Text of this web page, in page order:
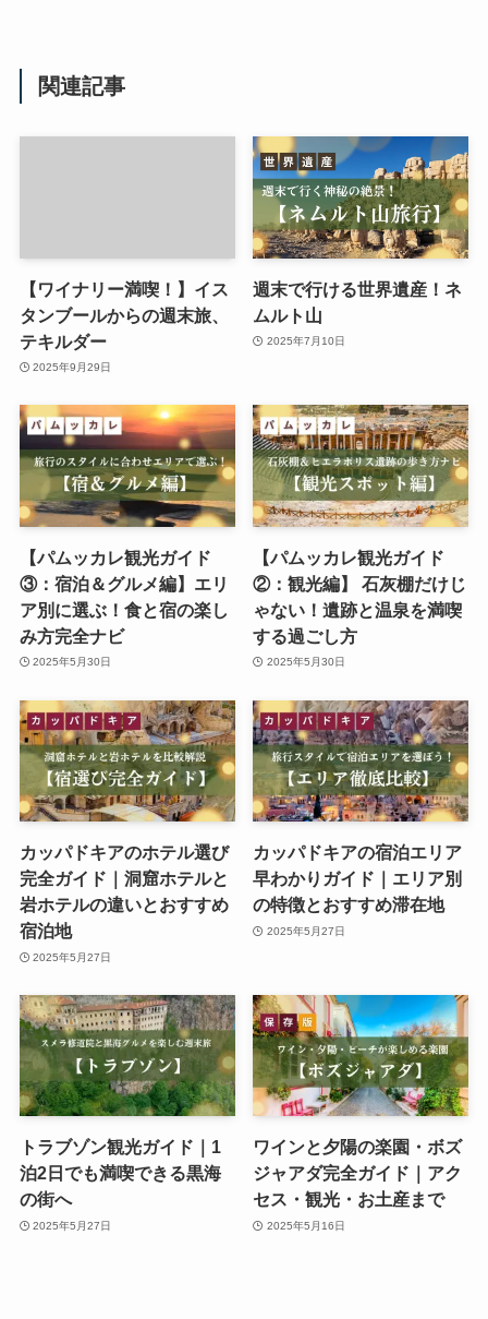
関連記事
【ワイナリー満喫！】イス
タンブールからの週末旅、
テキルダー
2025年9月29日
週末で行ける世界遺産！ネ
ムルト山
2025年7月10日
【パムッカレ観光ガイド
③：宿泊＆グルメ編】エリ
ア別に選ぶ！食と宿の楽し
み方完全ナビ
2025年5月30日
【パムッカレ観光ガイド
②：観光編】 石灰棚だけじ
ゃない！遺跡と温泉を満喫
する過ごし方
2025年5月30日
カッパドキアのホテル選び
完全ガイド｜洞窟ホテルと
岩ホテルの違いとおすすめ
宿泊地
2025年5月27日
カッパドキアの宿泊エリア
早わかりガイド｜エリア別
の特徴とおすすめ滞在地
2025年5月27日
トラブゾン観光ガイド｜1
泊2日でも満喫できる黒海
の街へ
2025年5月27日
ワインと夕陽の楽園・ボズ
ジャアダ完全ガイド｜アク
セス・観光・お土産まで
2025年5月16日